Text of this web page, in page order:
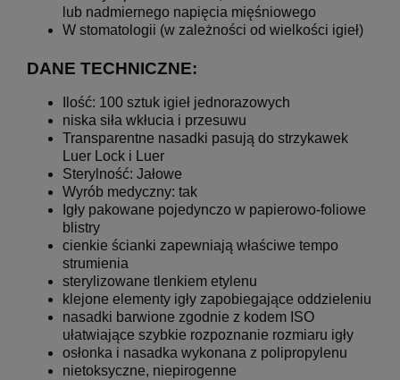
lub nadmiernego napięcia mięśniowego
W stomatologii (w zależności od wielkości igieł)
DANE TECHNICZNE:
Ilość: 100 sztuk igieł jednorazowych
niska siła wkłucia i przesuwu
Transparentne nasadki pasują do strzykawek
Luer Lock i Luer
Sterylność: Jałowe
Wyrób medyczny: tak
Igły pakowane pojedynczo w papierowo-foliowe
blistry
cienkie ścianki zapewniają właściwe tempo
strumienia
sterylizowane tlenkiem etylenu
klejone elementy igły zapobiegające oddzieleniu
nasadki barwione zgodnie z kodem ISO
ułatwiające szybkie rozpoznanie rozmiaru igły
osłonka i nasadka wykonana z polipropylenu
nietoksyczne, niepirogenne